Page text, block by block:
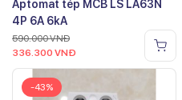
Aptomat tép MCB LS LA63N
4P 6A 6kA
590.000VNĐ
336.300 VNĐ
-43%